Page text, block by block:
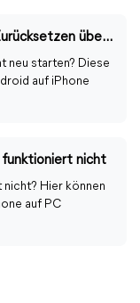
Daten von Android auf iPhone ohne Zurücksetzen übertragen
neu starten? Diese
auf iPhone
nicht
Hier können
auf PC